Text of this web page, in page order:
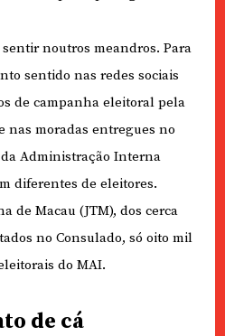
noutros meandros. Para
sentido nas redes sociais
de campanha eleitoral pela
nas moradas entregues no
Administração Interna
diferentes de eleitores.
de Macau (JTM), dos cerca
no Consulado, só oito mil
do MAI.
de cá